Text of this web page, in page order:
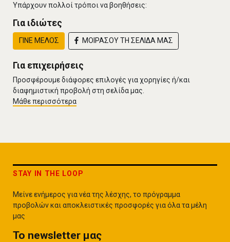
Υπάρχουν πολλοί τρόποι να βοηθήσεις:
Για ιδιώτες
ΓΙΝΕ ΜΕΛΟΣ ΜΟΙΡΑΣΟΥ ΤΗ ΣΕΛΙΔΑ ΜΑΣ
Για επιχειρήσεις
Προσφέρουμε διάφορες επιλογές για χορηγίες ή/και
διαφημιστική προβολή στη σελίδα μας.
Μάθε περισσότερα
STAY IN THE LOOP
Μείνε ενήμερος για νέα της λέσχης, το πρόγραμμα
προβολών και αποκλειστικές προσφορές για όλα τα μέλη
μας
To newsletter μας